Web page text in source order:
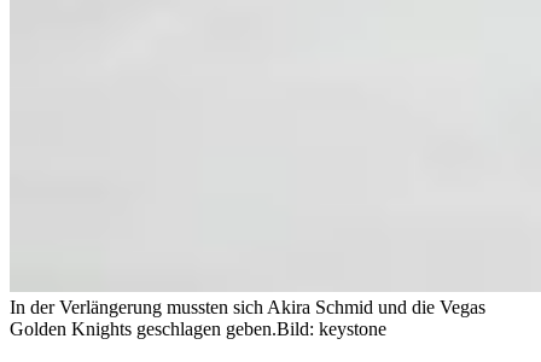
In der Verlängerung mussten sich Akira Schmid und die Vegas
Golden Knights geschlagen geben.Bild: keystone